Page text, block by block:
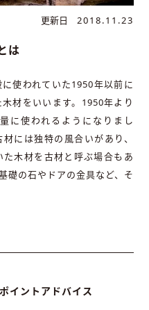
更新日 2018.11.23
は
使われていた1950年以前に
材をいいます。1950年より
に使われるようになりまし
には独特の風合いがあり、
木材を古材と呼ぶ場合もあ
礎の石やドアの金具など、そ
イントアドバイス